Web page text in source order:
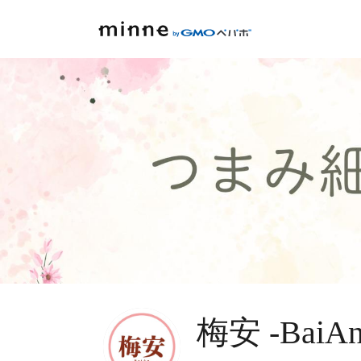
梅安 -